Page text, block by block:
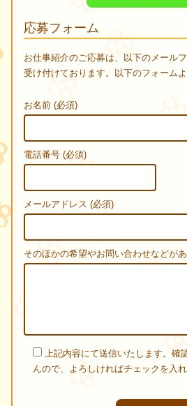
応募フォーム
お仕事紹介のご応募は、以下のメール
受け付けております。以下のフォーム
お名前 (必須)
電話番号 (必須)
メールアドレス (必須)
そのほかの希望やお問い合わせなどが
上記内容にて送信いたします。確
んので、よろしければチェックを入れ